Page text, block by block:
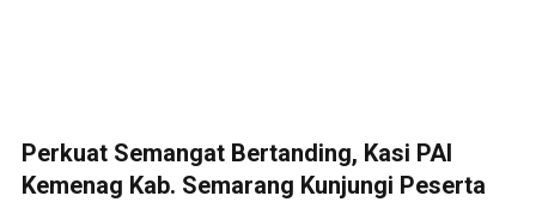
Perkuat Semangat Bertanding, Kasi PAI
Kemenag Kab. Semarang Kunjungi Peserta